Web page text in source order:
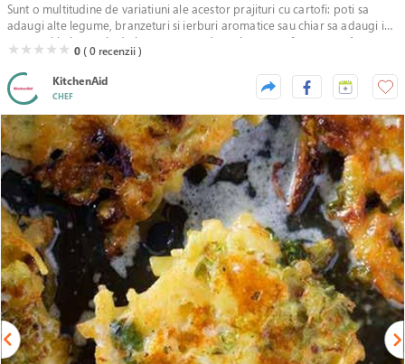
Sunt o multitudine de variatiuni ale acestor prajituri cu cartofi: poti sa
adaugi alte legume, branzeturi si ierburi aromatice sau chiar sa adaugi in
compozitie bucatele de bacon, carne de crab, peste afumat, etc. Aceste
rösti sunt delicioase cu carnati prajiti in tigaie si compot de merisoare.
( )
★( )
★( )
★( )
★( )
★ 0( 0 recenzii )
KitchenAid
CHEF